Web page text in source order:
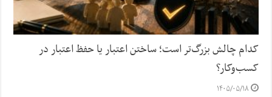
کدام چالش بزرگ‌تر است؛ ساختن اعتبار یا حفظ اعتبار در
کسب‌وکار؟
۱۴۰۵/۰۵/۱۸